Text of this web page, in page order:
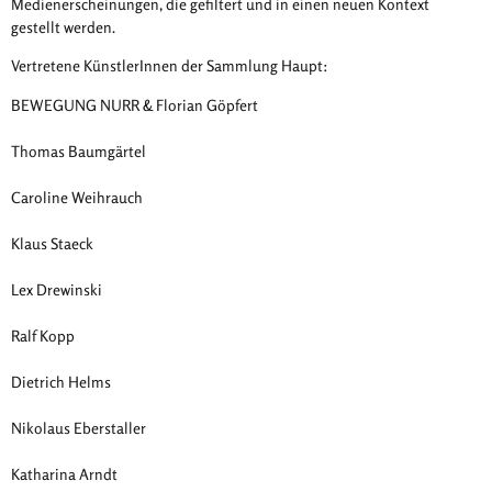
Medienerscheinungen, die gefiltert und in einen neuen Kontext
gestellt werden.
Vertretene KünstlerInnen der Sammlung Haupt:
BEWEGUNG NURR & Florian Göpfert
Thomas Baumgärtel
Caroline Weihrauch
Klaus Staeck
Lex Drewinski
Ralf Kopp
Dietrich Helms
Nikolaus Eberstaller
Katharina Arndt